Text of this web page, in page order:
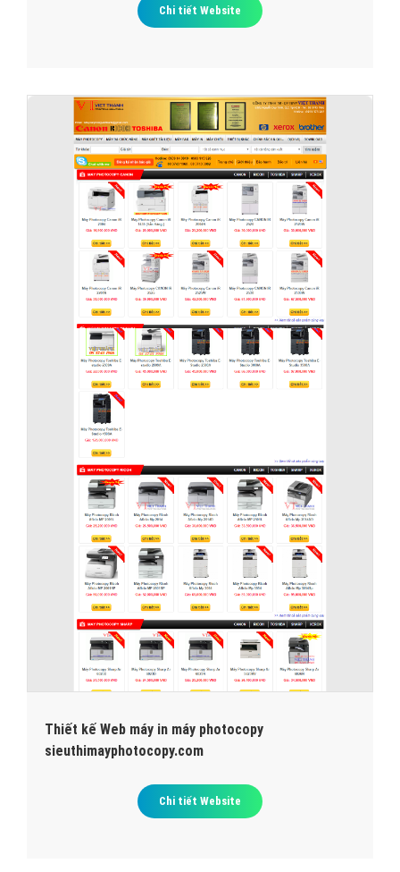
Chi tiết Website
Thiết kế Web máy in máy photocopy
sieuthimayphotocopy.com
Chi tiết Website